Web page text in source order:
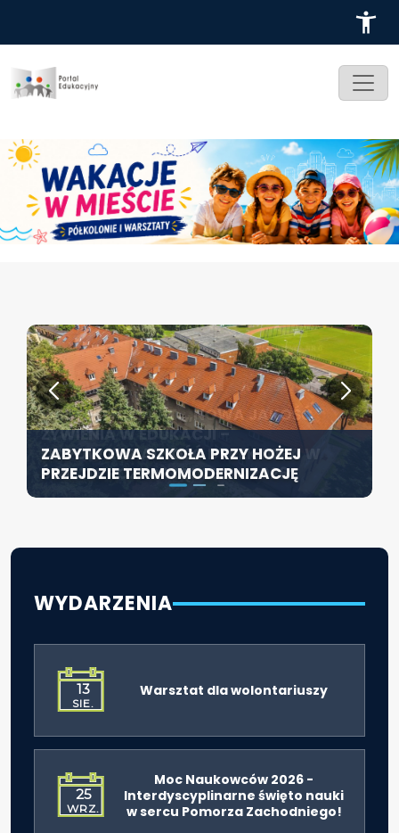
ZABYTKOWA SZKOŁA PRZY HOŻEJ
PRZEJDZIE TERMOMODERNIZACJĘ
KONFERENCJA PT. „NOWA JAKOŚĆ
ŻYWIENIA W EDUKACJI –
ODPOWIEDZIALNOŚĆ DYREKTORA W
ŚWIETLE ROZPORZĄDZENIA 2026”
SZCZECIN ROZWIJA EDUKACJĘ
WŁĄCZAJĄCĄ - NOWE
SPECJALISTYCZNE CENTRUM
ROZPOCZYNA DZIAŁALNOŚĆ
WYDARZENIA
13
SIE.
Warsztat dla wolontariuszy
25
WRZ.
Moc Naukowców 2026 -
Interdyscyplinarne święto nauki
w sercu Pomorza Zachodniego!